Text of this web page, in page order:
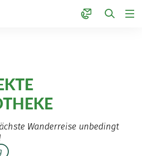
Wanderreise unbedingt